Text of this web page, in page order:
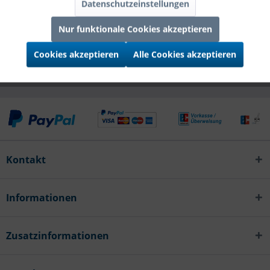
Infos zum Hersteller
Folgende Infos zum Hersteller sind verfübar......
Kunden kauften auch
Kontakt
Informationen
Zusatzinformationen
Datenschutzeinstellungen
Nur funktionale Cookies akzeptieren
Cookies akzeptieren Alle Cookies akzeptieren